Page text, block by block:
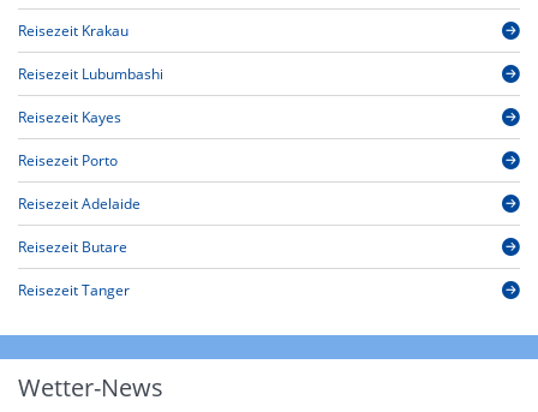
Reisezeit Krakau
Reisezeit Lubumbashi
Reisezeit Kayes
Reisezeit Porto
Reisezeit Adelaide
Reisezeit Butare
Reisezeit Tanger
Wetter-News